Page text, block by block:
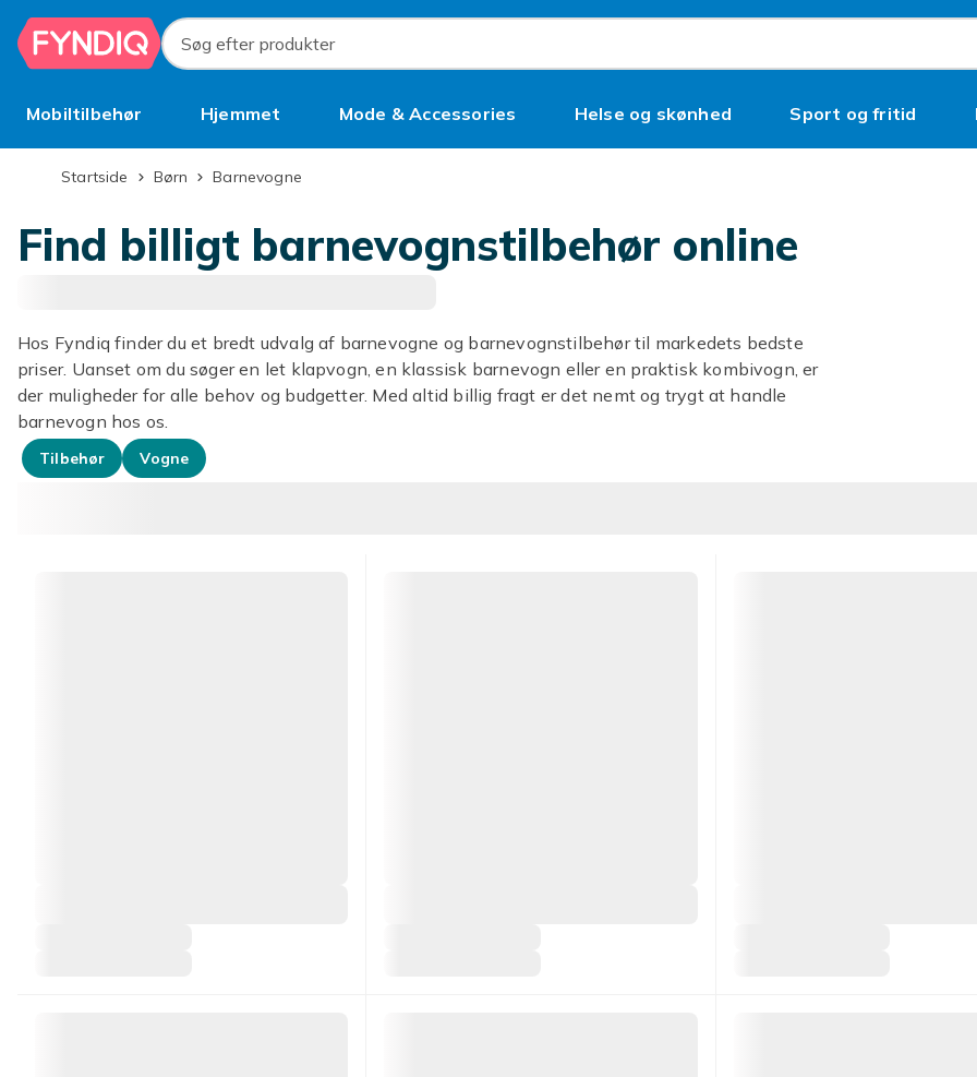
Spring til hovedindhold
Søg efter produkter
Mobiltilbehør Hjemmet Mode & Accessories Helse og skønhed Sport og fritid
BrugtStartside Børn Barnevogne
Find billigt barnevognstilbehør online
Hos Fyndiq finder du et bredt udvalg af barnevogne og barnevognstilbehør til markedets bedste
priser. Uanset om du søger en let klapvogn, en klassisk barnevogn eller en praktisk kombivogn, er
der muligheder for alle behov og budgetter. Med altid billig fragt er det nemt og trygt at handle
barnevogn hos os.
Tilbehør Vogne